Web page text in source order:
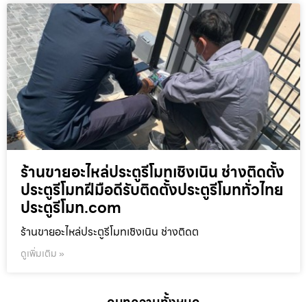
ร้านขายอะไหล่ประตูรีโมทเชิงเนิน ช่างติดตั้ง
ประตูรีโมทฝีมือดีรับติดตั้งประตูรีโมททั่วไทย
ประตูรีโมท.com
ร้านขายอะไหล่ประตูรีโมทเชิงเนิน ช่างติดต
ดูเพิ่มเติม »